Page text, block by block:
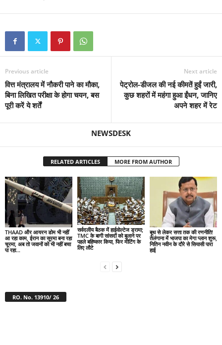
Previous article
वित्त मंत्रालय में नौकरी पाने का मौका,
बिना लिखित परीक्षा के होगा चयन, बस
पूरी करें ये शर्तें
Next article
पेट्रोल-डीजल की नई कीमतें हुईं जारी,
कुछ शहरों में महंगा हुआ ईंधन, जानिए
अपने शहर में रेट
NEWSDESK
RELATED ARTICLES MORE FROM AUTHOR
THAAD और आयरन डोम भी नहीं
आ रहा काम, ईरान का सूरमा बना रहा
चूरमा, अब तो जवानों को भी नहीं बचा
पा रहा...
सर्वदलीय बैठक में हाईवोल्टेज ड्रामा;
TMC के बागी सांसदों को बुलाने पर
पहले बहिष्कार किया, फिर मीटिंग के
लिए लौटे
बूथ से लेकर सत्ता तक की रणनीति!
तेलंगाना में भाजपा का मेगा प्लान शुरू,
नितिन नवीन के दौरे से सियासी पारा
हाई
RO. No. 13910/ 26